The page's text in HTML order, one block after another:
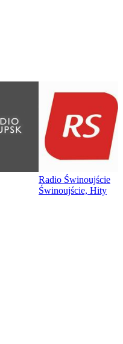
Radio Świnoujście
Świnoujście, Hity